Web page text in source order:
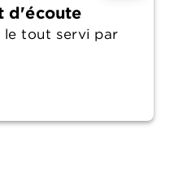
d'écoute
le tout servi par